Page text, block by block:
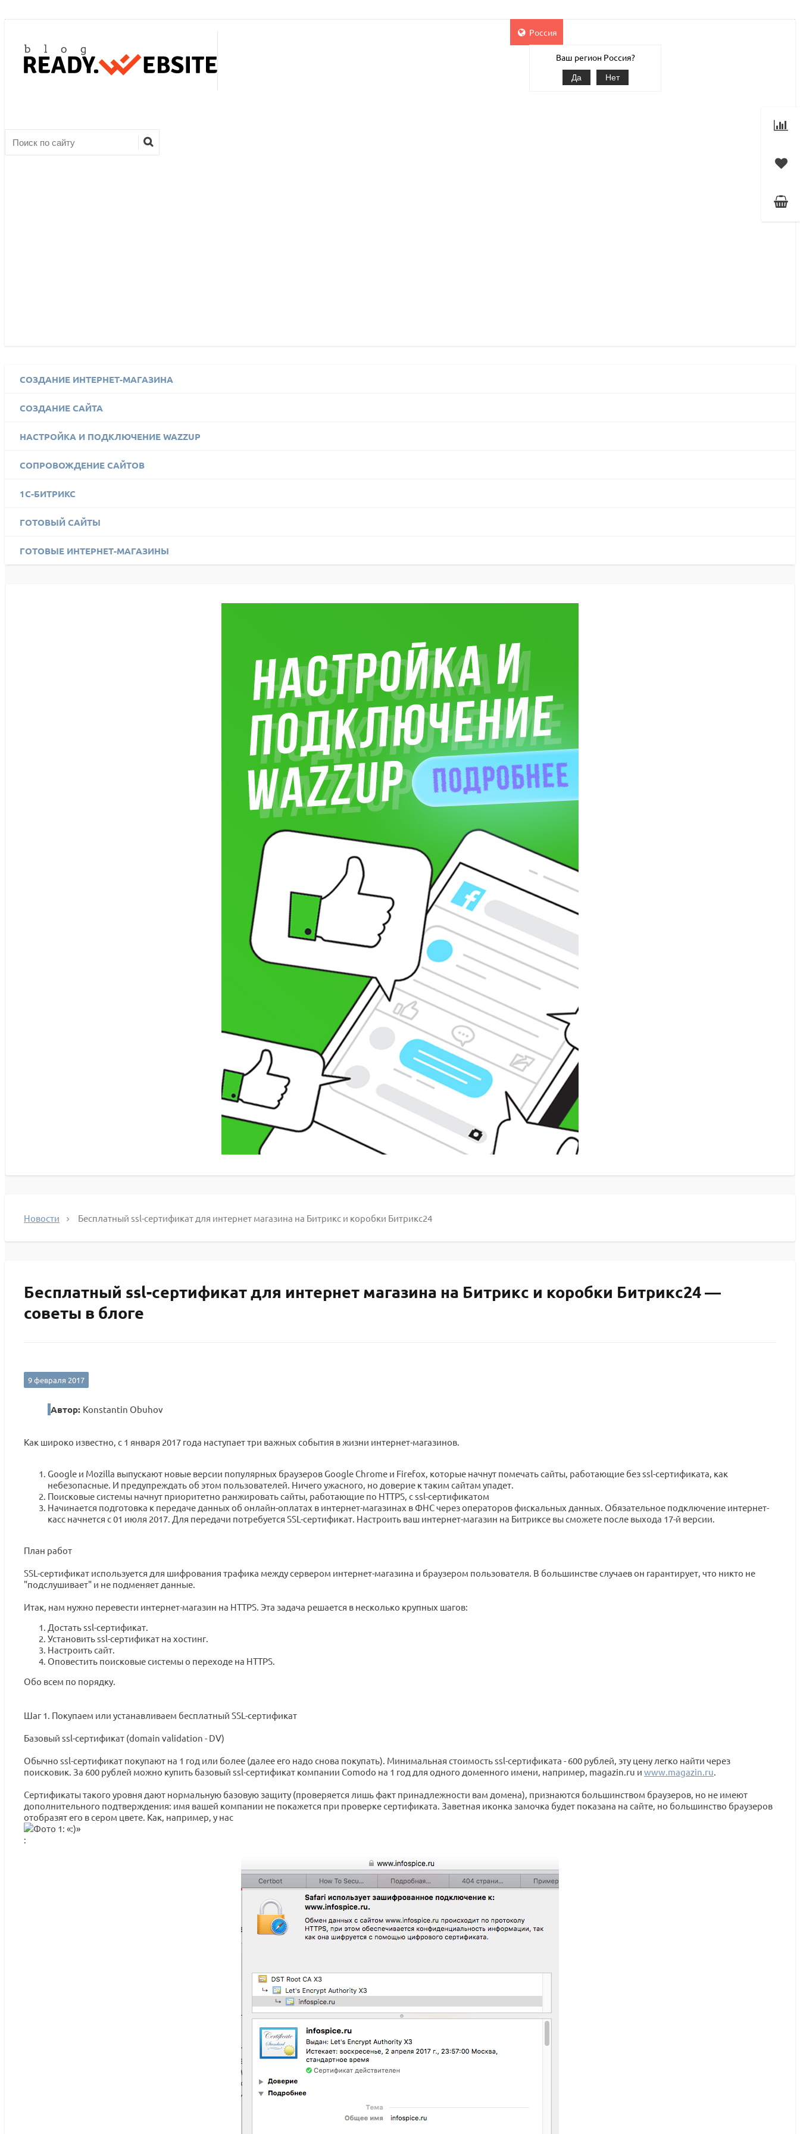
Россия
Ваш регион Россия?
Да Нет
СОЗДАНИЕ ИНТЕРНЕТ-МАГАЗИНА
СОЗДАНИЕ САЙТА
НАСТРОЙКА И ПОДКЛЮЧЕНИЕ WAZZUP
СОПРОВОЖДЕНИЕ САЙТОВ
1C-БИТРИКС
ГОТОВЫЙ САЙТЫ
ГОТОВЫЕ ИНТЕРНЕТ-МАГАЗИНЫ
Новости Бесплатный ssl-сертификат для интернет магазина на Битрикс и коробки Битрикс24
Бесплатный ssl-сертификат для интернет магазина на Битрикс и коробки Битрикс24 —
советы в блоге
9 февраля 2017
Автор: Konstantin Obuhov
Как широко известно, с 1 января 2017 года наступает три важных события в жизни интернет-магазинов.
Google и Mozilla выпускают новые версии популярных браузеров Google Chrome и Firefox, которые начнут помечать сайты, работающие без ssl-сертификата, как
небезопасные. И предупреждать об этом пользователей. Ничего ужасного, но доверие к таким сайтам упадет.
Поисковые системы начнут приоритетно ранжировать сайты, работающие по HTTPS, с ssl-сертификатом
Начинается подготовка к передаче данных об онлайн-оплатах в интернет-магазинах в ФНС через операторов фискальных данных. Обязательное подключение интернет-
касс начнется с 01 июля 2017. Для передачи потребуется SSL-сертификат. Настроить ваш интернет-магазин на Битриксе вы сможете после выхода 17-й версии.
План работ
SSL-сертификат используется для шифрования трафика между сервером интернет-магазина и браузером пользователя. В большинстве случаев он гарантирует, что никто не
"подслушивает" и не подменяет данные.
Итак, нам нужно перевести интернет-магазин на HTTPS. Эта задача решается в несколько крупных шагов:
Достать ssl-сертификат.
Установить ssl-сертификат на хостинг.
Настроить сайт.
Оповестить поисковые системы о переходе на HTTPS.
Обо всем по порядку.
Шаг 1. Покупаем или устанавливаем бесплатный SSL-сертификат
Базовый ssl-сертификат (domain validation - DV)
Обычно ssl-сертификат покупают на 1 год или более (далее его надо снова покупать). Минимальная стоимость ssl-сертификата - 600 рублей, эту цену легко найти через
поисковик. За 600 рублей можно купить базовый ssl-сертификат компании Comodo на 1 год для одного доменного имени, например, magazin.ru и www.magazin.ru.
Сертификаты такого уровня дают нормальную базовую защиту (проверяется лишь факт принадлежности вам домена), признаются большинством браузеров, но не имеют
дополнительного подтверждения: имя вашей компании не покажется при проверке сертификата. Заветная иконка замочка будет показана на сайте, но большинство браузеров
отобразят его в сером цвете. Как, например, у нас
: